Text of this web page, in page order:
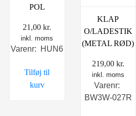
POL
21,00kr.
inkl. moms
Varenr: HUN6
Tilføj til
kurv
KLAP
O/LADESTIK
(METAL RØD)
219,00 kr.
inkl. moms
Varenr:
BW3W-027R